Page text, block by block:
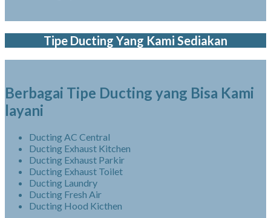
Tipe Ducting Yang Kami Sediakan
Berbagai Tipe Ducting yang Bisa Kami
layani
Ducting AC Central
Ducting Exhaust Kitchen
Ducting Exhaust Parkir
Ducting Exhaust Toilet
Ducting Laundry
Ducting Fresh Air
Ducting Hood Kicthen